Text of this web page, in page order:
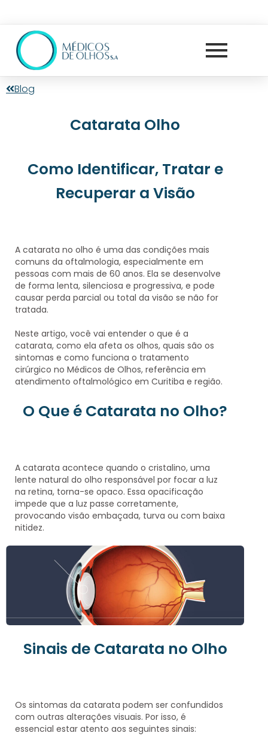
Blog
Catarata Olho
Como Identificar, Tratar e
Recuperar a Visão
A catarata no olho é uma das condições mais
comuns da oftalmologia, especialmente em
pessoas com mais de 60 anos. Ela se desenvolve
de forma lenta, silenciosa e progressiva, e pode
causar perda parcial ou total da visão se não for
tratada.
Neste artigo, você vai entender o que é a
catarata, como ela afeta os olhos, quais são os
sintomas e como funciona o tratamento
cirúrgico no Médicos de Olhos, referência em
atendimento oftalmológico em Curitiba e região.
O Que é Catarata no Olho?
A catarata acontece quando o cristalino, uma
lente natural do olho responsável por focar a luz
na retina, torna-se opaco. Essa opacificação
impede que a luz passe corretamente,
provocando visão embaçada, turva ou com baixa
nitidez.
Sinais de Catarata no Olho
Os sintomas da catarata podem ser confundidos
com outras alterações visuais. Por isso, é
essencial estar atento aos seguintes sinais: